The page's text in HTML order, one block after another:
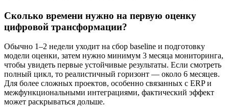
Сколько времени нужно на первую оценку
цифровой трансформации?
Обычно 1–2 недели уходит на сбор baseline и подготовку
модели оценки, затем нужно минимум 3 месяца мониторинга,
чтобы увидеть первые устойчивые результаты. Если смотреть
полный цикл, то реалистичный горизонт — около 6 месяцев.
Для более сложных проектов, особенно связанных с ERP и
межфункциональными интеграциями, фактический эффект
может раскрываться дольше.